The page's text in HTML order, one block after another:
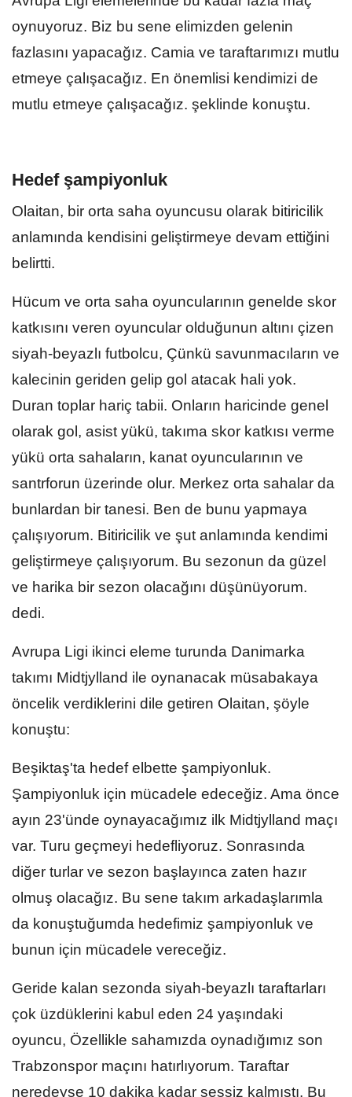
oynuyoruz. Biz bu sene elimizden gelenin
fazlasını yapacağız. Camia ve taraftarımızı mutlu
etmeye çalışacağız. En önemlisi kendimizi de
mutlu etmeye çalışacağız. şeklinde konuştu.
Hedef şampiyonluk
Olaitan, bir orta saha oyuncusu olarak bitiricilik
anlamında kendisini geliştirmeye devam ettiğini
belirtti.
Hücum ve orta saha oyuncularının genelde skor
katkısını veren oyuncular olduğunun altını çizen
siyah-beyazlı futbolcu, Çünkü savunmacıların ve
kalecinin geriden gelip gol atacak hali yok.
Duran toplar hariç tabii. Onların haricinde genel
olarak gol, asist yükü, takıma skor katkısı verme
yükü orta sahaların, kanat oyuncularının ve
santrforun üzerinde olur. Merkez orta sahalar da
bunlardan bir tanesi. Ben de bunu yapmaya
çalışıyorum. Bitiricilik ve şut anlamında kendimi
geliştirmeye çalışıyorum. Bu sezonun da güzel
ve harika bir sezon olacağını düşünüyorum.
dedi.
Avrupa Ligi ikinci eleme turunda Danimarka
takımı Midtjylland ile oynanacak müsabakaya
öncelik verdiklerini dile getiren Olaitan, şöyle
konuştu:
Beşiktaş'ta hedef elbette şampiyonluk.
Şampiyonluk için mücadele edeceğiz. Ama önce
ayın 23'ünde oynayacağımız ilk Midtjylland maçı
var. Turu geçmeyi hedefliyoruz. Sonrasında
diğer turlar ve sezon başlayınca zaten hazır
olmuş olacağız. Bu sene takım arkadaşlarımla
da konuştuğumda hedefimiz şampiyonluk ve
bunun için mücadele vereceğiz.
Geride kalan sezonda siyah-beyazlı taraftarları
çok üzdüklerini kabul eden 24 yaşındaki
oyuncu, Özellikle sahamızda oynadığımız son
Trabzonspor maçını hatırlıyorum. Taraftar
neredeyse 10 dakika kadar sessiz kalmıştı. Bu